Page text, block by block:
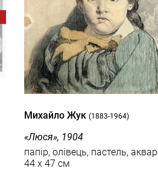
Михайло Жук(1883-1964)
«Люся», 1904
папір, олівець, пастель,
44 x 47 см